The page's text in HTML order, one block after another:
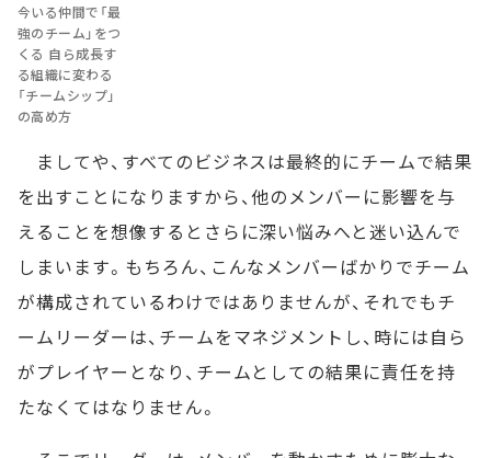
今いる仲間で「最
強のチーム」をつ
くる 自ら成長す
る組織に変わる
「チームシップ」
の高め方
ましてや、すべてのビジネスは最終的にチームで結果
を出すことになりますから、他のメンバーに影響を与
えることを想像するとさらに深い悩みへと迷い込んで
しまいます。もちろん、こんなメンバーばかりでチーム
が構成されているわけではありませんが、それでもチ
ームリーダーは、チームをマネジメントし、時には自ら
がプレイヤーとなり、チームとしての結果に責任を持
たなくてはなりません。